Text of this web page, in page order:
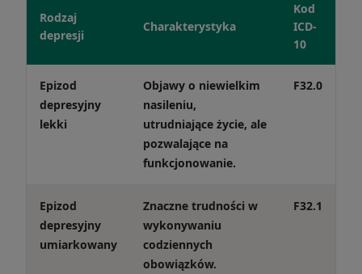
Rodzaj
depresji
Charakterystyka
Kod
ICD-
10
Epizod
depresyjny
lekki
Objawy o niewielkim
nasileniu,
utrudniające życie, ale
pozwalające na
funkcjonowanie.
F32.0
Epizod
depresyjny
umiarkowany
Znaczne trudności w
wykonywaniu
codziennych
obowiązków.
F32.1